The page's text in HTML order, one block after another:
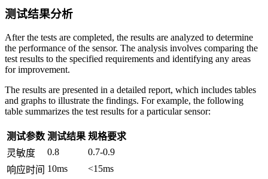
测试结果分析
After the tests are completed, the results are analyzed to determine
the performance of the sensor. The analysis involves comparing the
test results to the specified requirements and identifying any areas
for improvement.
The results are presented in a detailed report, which includes tables
and graphs to illustrate the findings. For example, the following
table summarizes the test results for a particular sensor:
测试参数 测试结果 规格要求
灵敏度
0.8
0.7-0.9
响应时间 10ms
<15ms